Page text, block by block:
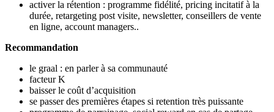
activer la rétention : programme fidélité, pricing incitatif à la
durée, retargeting post visite, newsletter, conseillers de vente
en ligne, account managers..
Recommandation
le graal : en parler à sa communauté
facteur K
baisser le coût d’acquisition
se passer des premières étapes si retention très puissante